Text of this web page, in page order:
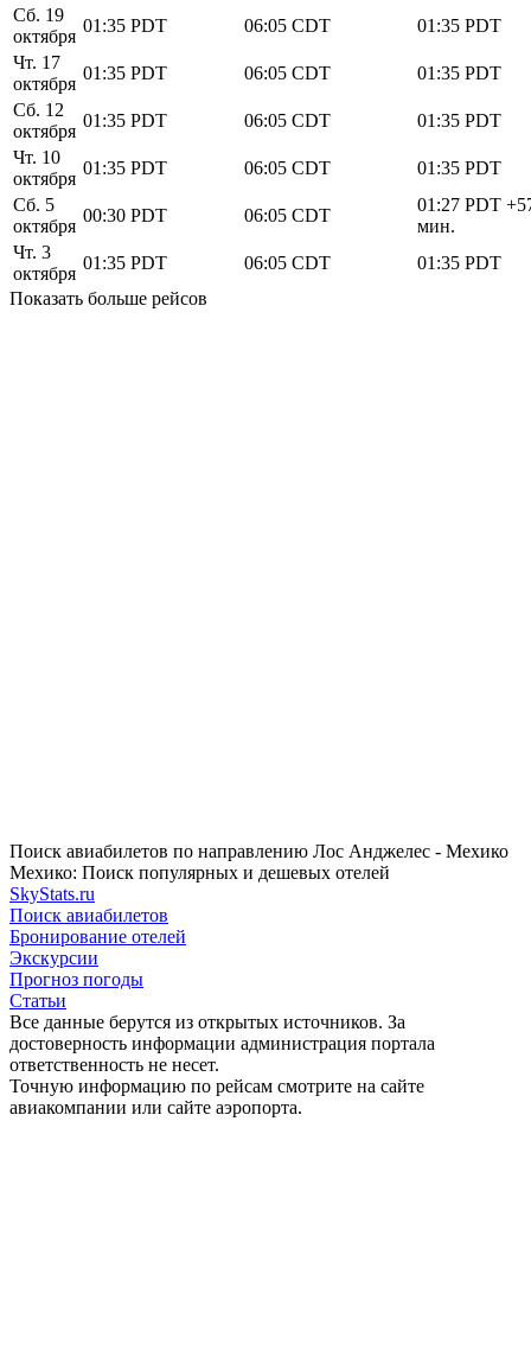
Сб. 19
октября
01:35 PDT 06:05 CDT 01:35 PDT
Чт. 17
октября
01:35 PDT 06:05 CDT 01:35 PDT
Сб. 12
октября
01:35 PDT 06:05 CDT 01:35 PDT
Чт. 10
октября
01:35 PDT 06:05 CDT 01:35 PDT
Сб. 5
октября
00:30 PDT 06:05 CDT
01:27 PDT
мин.
Чт. 3
октября
01:35 PDT 06:05 CDT 01:35 PDT
Показать больше рейсов
Поиск авиабилетов по направлению Лос Анджелес - Мехико
Мехико: Поиск популярных и дешевых отелей
SkyStats.ru
Поиск авиабилетов
Бронирование отелей
Экскурсии
Прогноз погоды
Статьи
Все данные берутся из открытых источников. За
достоверность информации администрация портала
ответственность не несет.
Точную информацию по рейсам смотрите на сайте
авиакомпании или сайте аэропорта.